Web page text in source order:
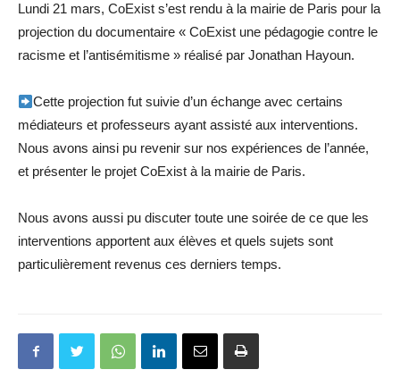
Lundi 21 mars, CoExist s’est rendu à la mairie de Paris pour la
projection du documentaire « CoExist une pédagogie contre le
racisme et l’antisémitisme » réalisé par Jonathan Hayoun.
Cette projection fut suivie d’un échange avec certains
médiateurs et professeurs ayant assisté aux interventions.
Nous avons ainsi pu revenir sur nos expériences de l’année,
et présenter le projet CoExist à la mairie de Paris.
Nous avons aussi pu discuter toute une soirée de ce que les
interventions apportent aux élèves et quels sujets sont
particulièrement revenus ces derniers temps.